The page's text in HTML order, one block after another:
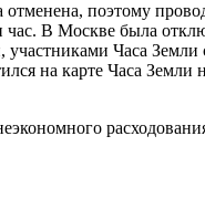
поэтому
В Москве была
Часа
на карте Часа